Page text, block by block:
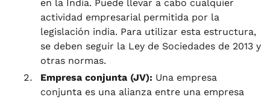
en la India. Puede llevar a cabo cualquier
actividad empresarial permitida por la
legislación india. Para utilizar esta estructura,
se deben seguir la Ley de Sociedades de 2013 y
otras normas.
Empresa conjunta (JV): Una empresa
conjunta es una alianza entre una empresa